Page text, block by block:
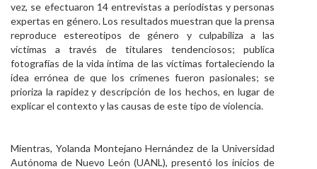
vez, se efectuaron 14 entrevistas a periodistas y personas
expertas en género. Los resultados muestran que la prensa
reproduce estereotipos de género y culpabiliza a las
víctimas a través de titulares tendenciosos; publica
fotografías de la vida íntima de las víctimas fortaleciendo la
idea errónea de que los crímenes fueron pasionales; se
prioriza la rapidez y descripción de los hechos, en lugar de
explicar el contexto y las causas de este tipo de violencia.
Mientras, Yolanda Montejano Hernández de la Universidad
Autónoma de Nuevo León (UANL), presentó los inicios de